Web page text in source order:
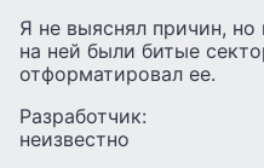
Я не выяснял причин,
на ней были битые
отформатировал ее.
Разработчик:
неизвестно